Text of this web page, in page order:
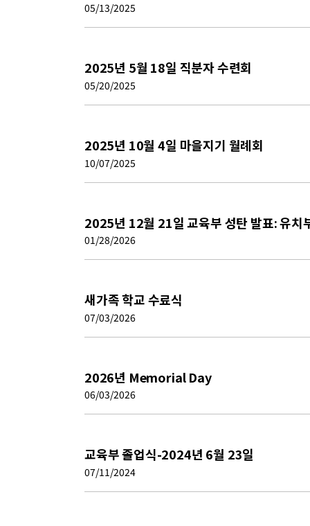
05/13/2025
2025년 5월 18일 직분자 수련회
05/20/2025
2025년 10월 4일 마을지기 월례회
10/07/2025
2025년 12월 21일 교육부 성탄 발표: 유치
01/28/2026
새가족 학교 수료식
07/03/2026
2026년 Memorial Day
06/03/2026
교육부 졸업식-2024년 6월 23일
07/11/2024